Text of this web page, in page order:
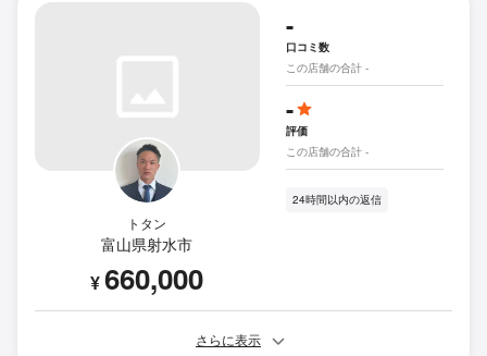
トタン
富山県射水市
¥660,000
-
口コミ数
この店舗の合計 -
-
評価
この店舗の合計 -
24時間以内の返信
さらに表示